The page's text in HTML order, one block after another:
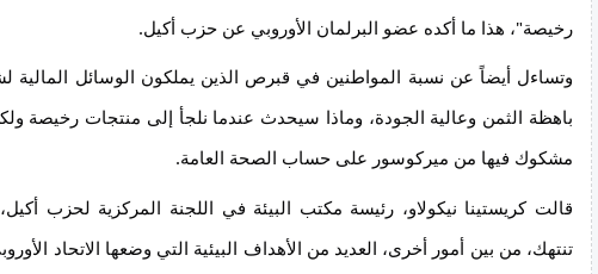
رخيصة"، هذا ما أكده عضو البرلمان الأوروبي عن حزب أكيل.
وتساءل أيضاً عن نسبة المواطنين في قبرص الذين يملكون الوسائل المالية
باهظة الثمن وعالية الجودة، وماذا سيحدث عندما نلجأ إلى منتجات رخيصة
مشكوك فيها من ميركوسور على حساب الصحة العامة.
قالت كريستينا نيكولاو، رئيسة مكتب البيئة في اللجنة المركزية لحزب أكيل،
تنتهك، من بين أمور أخرى، العديد من الأهداف البيئية التي وضعها الاتحاد